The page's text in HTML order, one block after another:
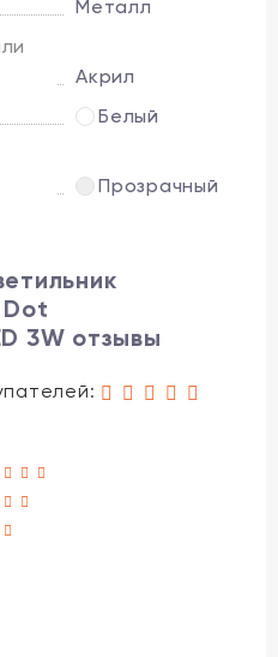
Металл
Акрил
Белый
Прозрачный
3W отзывы